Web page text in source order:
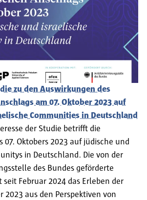
zu den Auswirkungen des
am 07. Oktober 2023 auf
Communities in Deutschland
der Studie betrifft die
07. Oktobers 2023 auf jüdische und
in Deutschland. Die von der
des Bundes geförderte
Februar 2024 das Erleben der
2023 aus den Perspektiven von